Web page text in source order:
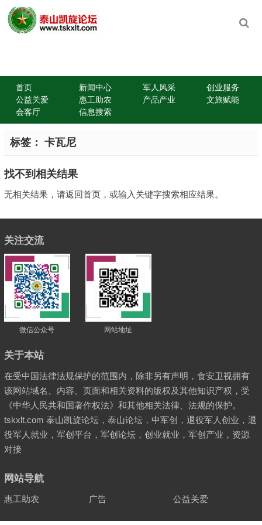
首页 新闻中心 军人风采
创业服务
公益关爱
惠工助农 产品产业
文旅赋能
会客厅
信息搜索
标签： 卡瓦尼
找不到相关结果
无相关结果，请返回首页，或输入关键字搜索相应结果。
关注交流
微信公众号 网站地址
关于本站
在受中国法律法规保护的范围内，除非另有声明，食安卫视拥有
该网站域名、内容、页面和相关资料的版权及其他知识产权，受
《中华人民共和国著作权法》和其他相关法律、法规的保护。
tskxlt.com 泰山凯旋论坛，泰山论坛，中军创，退役军人创业，退
役军人就业，军创平台，军创论坛，创业就业，军创产业，资源
对接
网站导航
惠工助农 广告 公益关爱